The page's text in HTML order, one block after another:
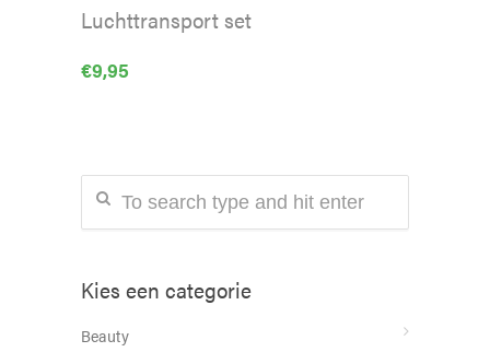
Luchttransport set
€9,95
Kies een categorie
Beauty